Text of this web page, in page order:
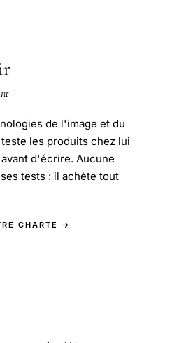
de l'image et du
les produits chez lui
d'écrire. Aucune
tests : il achète tout
CHARTE →